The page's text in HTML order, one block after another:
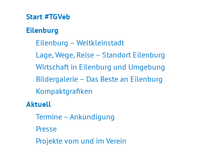
Start #TGVeb
Eilenburg
Eilenburg – Weltkleinstadt
Lage, Wege, Reise – Standort Eilenburg
Wirtschaft in Eilenburg und Umgebung
Bildergalerie – Das Beste an Eilenburg
Kompaktgrafiken
Aktuell
Termine – Ankündigung
Presse
Projekte vom und im Verein